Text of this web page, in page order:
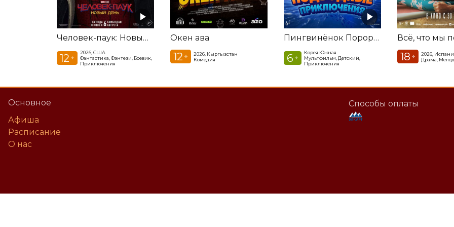
Человек-паук: Новый день
12 +
2026, США
Фантастика, Фэнтези, Боевик,
Приключения
Окен ава
12 +
2026, Кыргызстан
Комедия
Пингвинёнок Пороро. Подводные приключения
6 +
Корея Южная
Мультфильм, Детский,
Приключения
Всё, что мы
18 +
2026,
Драма,
Основное
Афиша
Расписание
О нас
Способы оплаты